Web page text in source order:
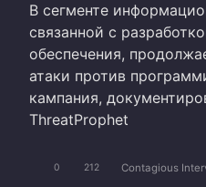
В сегменте
связанной с
обеспечения,
атаки против
кампания,
ThreatProphet
0 212 Contagious